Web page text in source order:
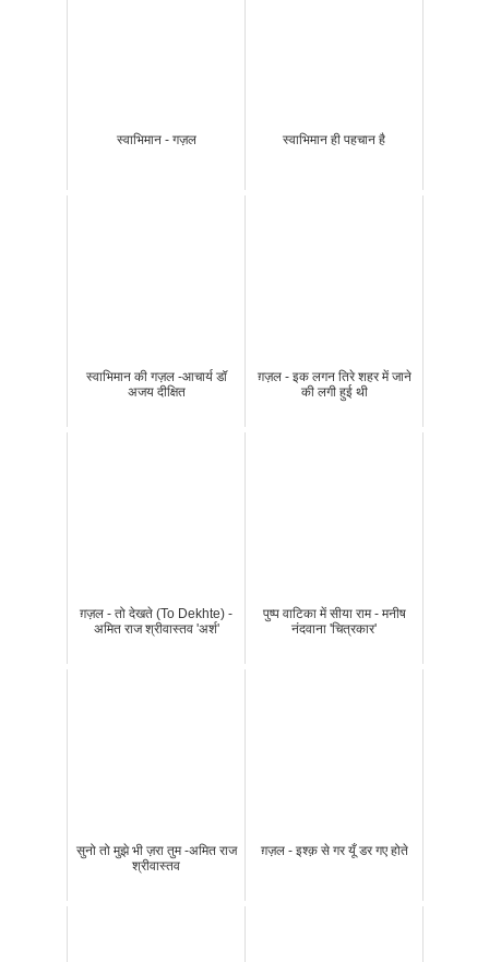
स्वाभिमान - गज़ल स्वाभिमान ही पहचान है
स्वाभिमान की गज़ल -आचार्य डॉ
अजय दीक्षित
ग़ज़ल - इक लगन तिरे शहर में जाने
की लगी हुई थी
ग़ज़ल - तो देखते (To Dekhte) -
अमित राज श्रीवास्तव 'अर्श'
पुष्प वाटिका में सीया राम - मनीष
नंदवाना 'चित्रकार'
सुनो तो मुझे भी ज़रा तुम -अमित राज
श्रीवास्तव
ग़ज़ल - इश्क़ से गर यूँ डर गए होते